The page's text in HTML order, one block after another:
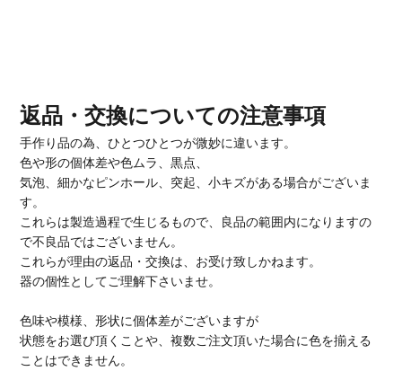
返品・交換についての注意事項
手作り品の為、ひとつひとつが微妙に違います。
色や形の個体差や色ムラ、黒点、
気泡、細かなピンホール、突起、小キズがある場合がございま
す。
これらは製造過程で生じるもので、良品の範囲内になりますの
で不良品ではございません。
これらが理由の返品・交換は、お受け致しかねます。
器の個性としてご理解下さいませ。
色味や模様、形状に個体差がございますが
状態をお選び頂くことや、複数ご注文頂いた場合に色を揃える
ことはできません。